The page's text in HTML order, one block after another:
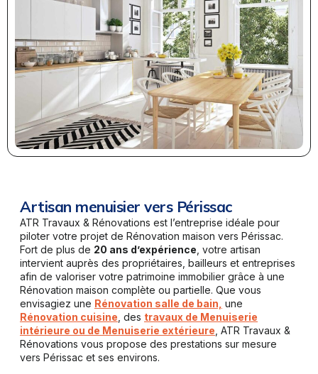
Artisan menuisier vers Périssac
ATR Travaux & Rénovations est l’entreprise idéale pour
piloter votre projet de Rénovation maison vers Périssac.
Fort de plus de 20 ans d’expérience , votre artisan
intervient auprès des propriétaires, bailleurs et entreprises
afin de valoriser votre patrimoine immobilier grâce à une
Rénovation maison complète ou partielle. Que vous
envisagiez une Rénovation salle de bain, une
Rénovation cuisine , des travaux de Menuiserie
intérieure ou de Menuiserie extérieure , ATR Travaux &
Rénovations vous propose des prestations sur mesure
vers Périssac et ses environs.